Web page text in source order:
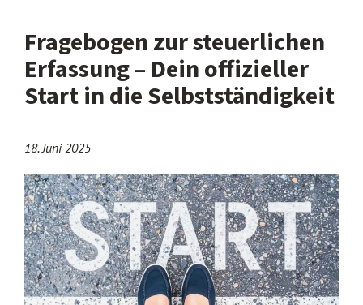
Fragebogen zur steuerlichen
Erfassung – Dein offizieller
Start in die Selbstständigkeit
18. Juni 2025